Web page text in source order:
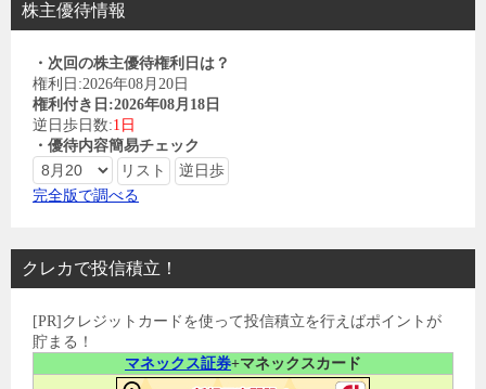
株主優待情報
・次回の株主優待権利日は？
権利日:2026年08月20日
権利付き日:2026年08月18日
逆日歩日数:1日
・優待内容簡易チェック
完全版で調べる
クレカで投信積立！
[PR]クレジットカードを使って投信積立を行えばポイントが
貯まる！
マネックス証券+マネックスカード